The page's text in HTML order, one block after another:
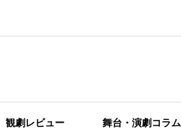
観劇レビュー 舞台・演劇コラム